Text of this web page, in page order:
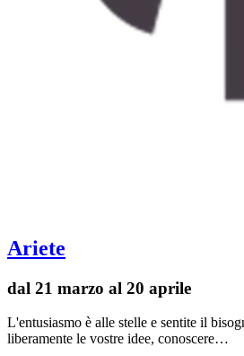
Ariete
dal 21 marzo al 20 aprile
L'entusiasmo è alle stelle e sentite il
liberamente le vostre idee, conoscere…